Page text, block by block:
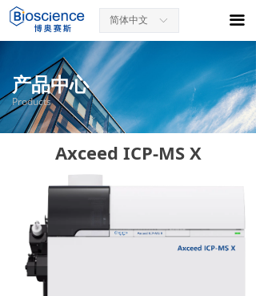
끀
ꀅ
简体中文
Axceed ICP-MS X
产品中心
Products